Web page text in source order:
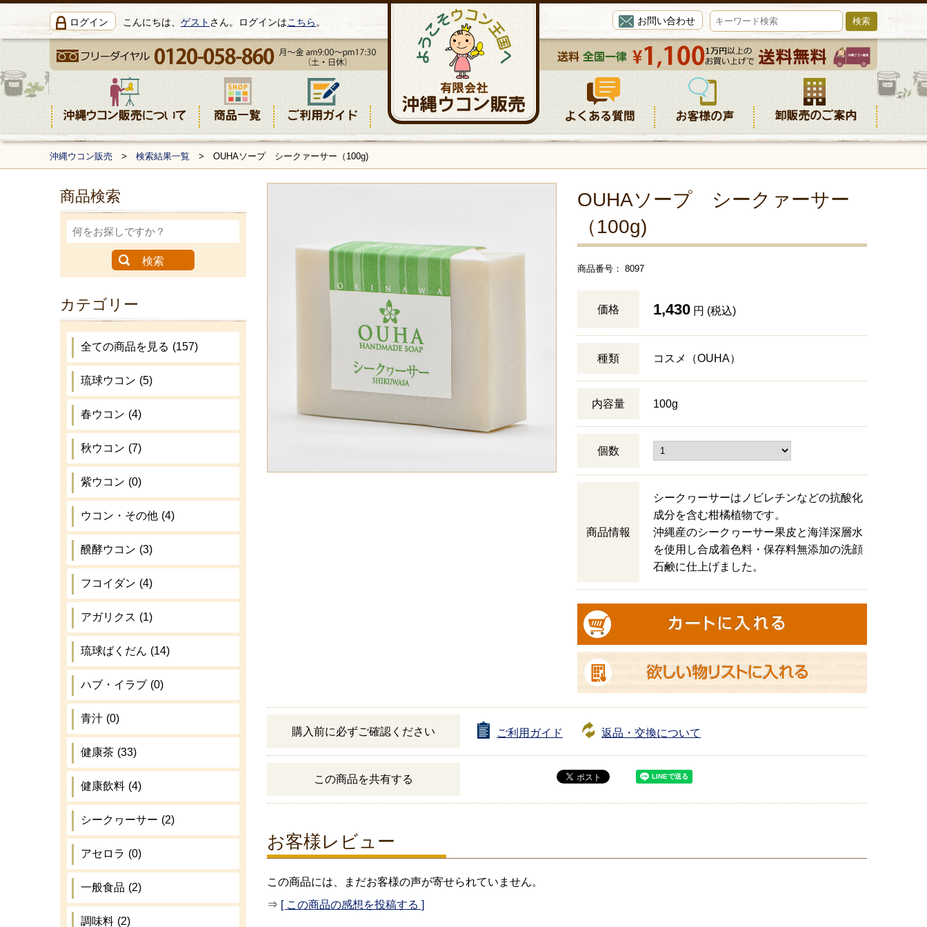
ログイン こんにちは、ゲスト さん。ログインはこちら 。 お問い合わせ
沖縄ウコン販売 > 検索結果一覧 > OUHAソープ シークァーサー（100g)
OUHAソープ シークァーサー
（100g)
商品番号： 8097
価格 1,430 円 (税込)
種類 コスメ（OUHA）
内容量 100g
個数
商品情報
シークヮーサーはノビレチンなどの抗酸化
成分を含む柑橘植物です。
沖縄産のシークヮーサー果皮と海洋深層水
を使用し合成着色料・保存料無添加の洗顔
石鹸に仕上げました。
購入前に必ずご確認ください ご利用ガイド 返品・交換について
この商品を共有する
お客様レビュー
この商品には、まだお客様の声が寄せられていません。
⇒ [ この商品の感想を投稿する ]
商品検索
カテゴリー
全ての商品を見る (157)
琉球ウコン (5)
春ウコン (4)
秋ウコン (7)
紫ウコン (0)
ウコン・その他 (4)
醗酵ウコン (3)
フコイダン (4)
アガリクス (1)
琉球ばくだん (14)
ハブ・イラブ (0)
青汁 (0)
健康茶 (33)
健康飲料 (4)
シークヮーサー (2)
アセロラ (0)
一般食品 (2)
調味料 (2)